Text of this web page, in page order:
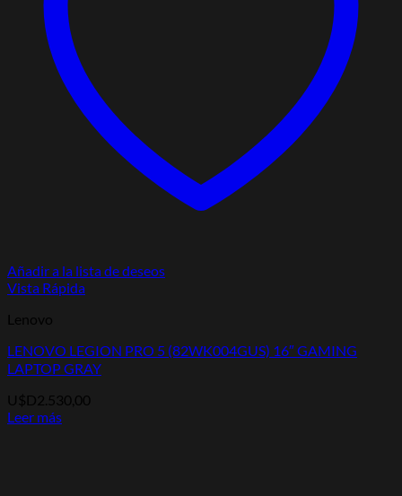
Añadir a la lista de deseos
Vista Rápida
Lenovo
LENOVO LEGION PRO 5 (82WK004GUS) 16″ GAMING
LAPTOP GRAY
U$D2.530,00
Leer más